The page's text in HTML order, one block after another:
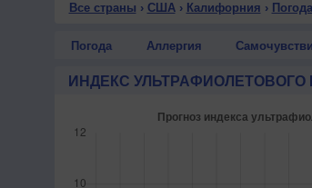
Все страны › США› Калифорния ›
Погода Аллергия
ИНДЕКС